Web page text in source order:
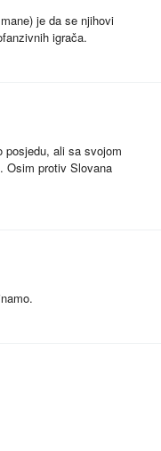
je da se njihovi
igrača.
posjedu, ali sa svojom
Osim protiv Slovana